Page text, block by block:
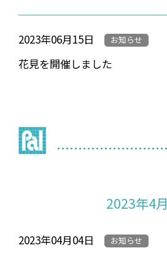
2023年06月15日 お知らせ
花見を開催しました
2023年4月
2023年04月04日 お知らせ